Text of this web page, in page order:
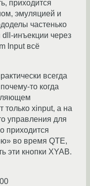
приходится
эмуляцией и
частенько
инъекции через
Input всё
всегда
то когда
только xinput, а на
управления для
приходится
во время QTE,
эти кнопки XYAB.